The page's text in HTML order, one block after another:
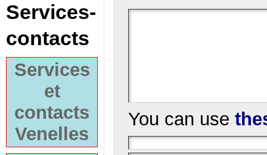
Services-
contacts
Services
et
contacts
Venelles
You can use